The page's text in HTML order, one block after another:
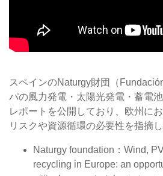
スペインのNaturgy財団（
パの風力発電・太陽光発電・蓄電
レポートを公開しており、欧州に
リスクや資源循環の必要性を指摘し
Naturgy foundation：Wind,
recycling in Europe: an